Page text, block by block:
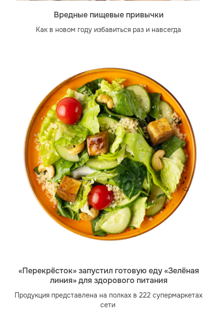
Вредные пищевые привычки
Как в новом году избавиться раз и навсегда
«Перекрёсток» запустил готовую еду «Зелёная
линия» для здорового питания
Продукция представлена на полках в 222 супермаркетах
сети